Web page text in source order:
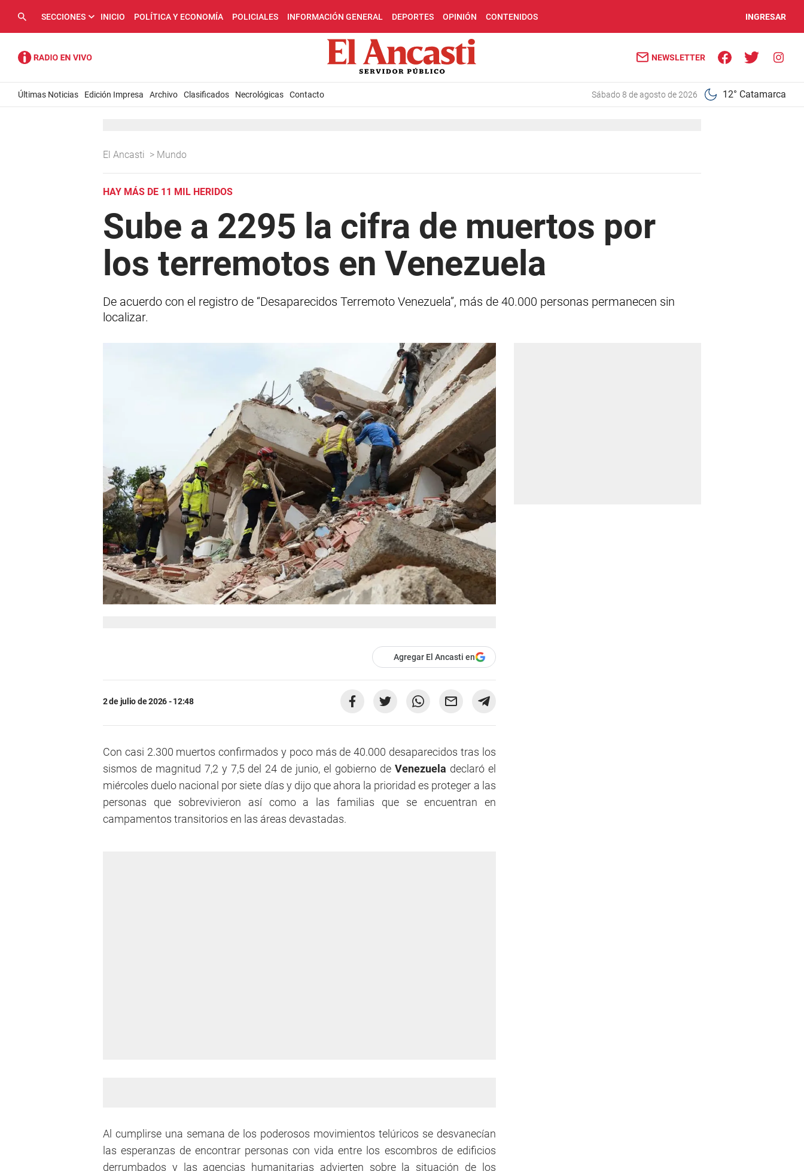
SECCIONES INICIO POLÍTICA Y ECONOMÍA POLICIALES INFORMACIÓN GENERAL DEPORTES OPINIÓN CONTENIDOS INGRESAR
NEWSLETTER
Últimas Noticias Edición Impresa Archivo Clasificados Necrológicas Contacto sábado 8 de agosto de 2026 12° Catamarca
El Ancasti > Mundo
HAY MÁS DE 11 MIL HERIDOS
Sube a 2295 la cifra de muertos por
los terremotos en Venezuela
De acuerdo con el registro de “Desaparecidos Terremoto Venezuela”, más de 40.000 personas permanecen sin
localizar.
Agregar El Ancasti en
2 de julio de 2026 - 12:48
Con casi 2.300 muertos confirmados y poco más de 40.000 desaparecidos tras los
sismos de magnitud 7,2 y 7,5 del 24 de junio, el gobierno deVenezuela declaró el
miércoles duelo nacional por siete días y dijo que ahora la prioridad es proteger a las
personas que sobrevivieron así como a las familias que se encuentran en
campamentos transitorios en las áreas devastadas.
Al cumplirse una semana de los poderosos movimientos telúricos se desvanecían
las esperanzas de encontrar personas con vida entre los escombros de edificios
derrumbados y las agencias humanitarias advierten sobre la situación de los